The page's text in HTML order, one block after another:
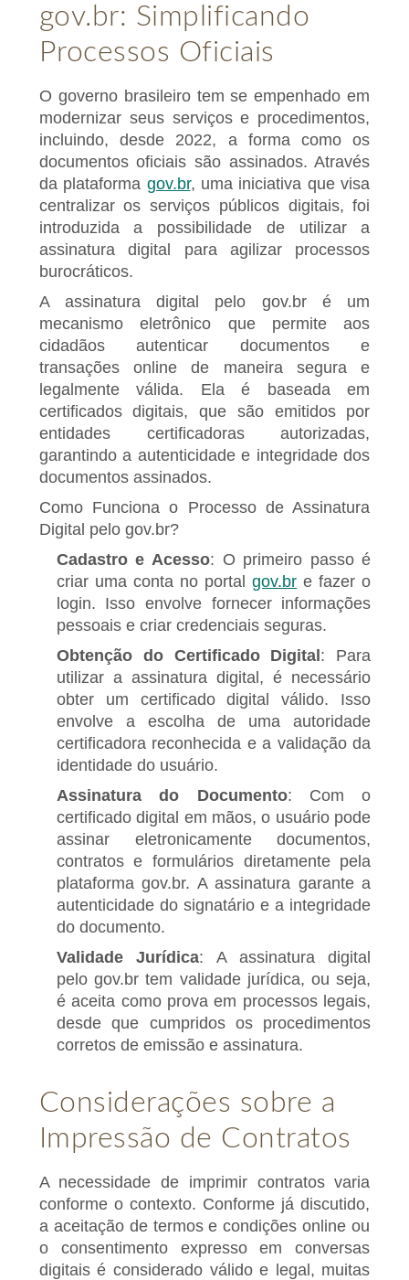
gov.br: Simplificando
Processos Oficiais
O governo brasileiro tem se empenhado em
modernizar seus serviços e procedimentos,
incluindo, desde 2022, a forma como os
documentos oficiais são assinados. Através
da plataforma gov.br, uma iniciativa que visa
centralizar os serviços públicos digitais, foi
introduzida a possibilidade de utilizar a
assinatura digital para agilizar processos
burocráticos.
A assinatura digital pelo gov.br é um
mecanismo eletrônico que permite aos
cidadãos autenticar documentos e
transações online de maneira segura e
legalmente válida. Ela é baseada em
certificados digitais, que são emitidos por
entidades certificadoras autorizadas,
garantindo a autenticidade e integridade dos
documentos assinados.
Como Funciona o Processo de Assinatura
Digital pelo gov.br?
Cadastro e Acesso: O primeiro passo é
criar uma conta no portalgov.br e fazer o
login. Isso envolve fornecer informações
pessoais e criar credenciais seguras.
Obtenção do Certificado Digital : Para
utilizar a assinatura digital, é necessário
obter um certificado digital válido. Isso
envolve a escolha de uma autoridade
certificadora reconhecida e a validação da
identidade do usuário.
Assinatura do Documento: Com o
certificado digital em mãos, o usuário pode
assinar eletronicamente documentos,
contratos e formulários diretamente pela
plataforma gov.br. A assinatura garante a
autenticidade do signatário e a integridade
do documento.
Validade Jurídica: A assinatura digital
pelo gov.br tem validade jurídica, ou seja,
é aceita como prova em processos legais,
desde que cumpridos os procedimentos
corretos de emissão e assinatura.
Considerações sobre a
Impressão de Contratos
A necessidade de imprimir contratos varia
conforme o contexto. Conforme já discutido,
a aceitação de termos e condições online ou
o consentimento expresso em conversas
digitais é considerado válido e legal, muitas